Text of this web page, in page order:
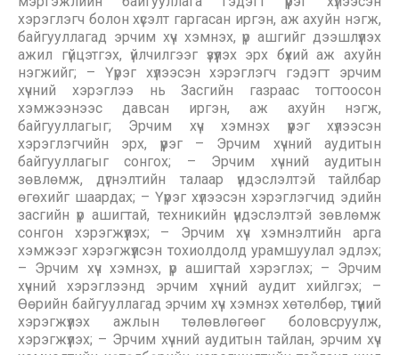
хэрэглэгч болон хүсэлт гаргасан иргэн, аж ахуйн нэгж,
байгууллагад эрчим хүч хэмнэх, үр ашгийг дээшлүүлэх
ажил гүйцэтгэх, үйлчилгээг үзүүлэх эрх бүхий аж ахуйн
нэгжийг; – Үүрэг хүлээсэн хэрэглэгч гэдэгт эрчим
хүчний хэрэглээ нь Засгийн газраас тогтоосон
хэмжээнээс давсан иргэн, аж ахуйн нэгж,
байгууллагыг; Эрчим хүч хэмнэх үүрэг хүлээсэн
хэрэглэгчийн эрх, үүрэг – Эрчим хүчний аудитын
байгууллагыг сонгох; – Эрчим хүчний аудитын
зөвлөмж, дүгнэлтийн талаар үндэслэлтэй тайлбар
өгөхийг шаардах; – Үүрэг хүлээсэн хэрэглэгчид эдийн
засгийн үр ашигтай, техникийн үндэслэлтэй зөвлөмж
сонгон хэрэгжүүлэх; – Эрчим хүч хэмнэлтийн арга
хэмжээг хэрэгжүүлсэн тохиолдолд урамшуулал эдлэх;
– Эрчим хүч хэмнэх, үр ашигтай хэрэглэх; – Эрчим
хүчний хэрэглээнд эрчим хүчний аудит хийлгэх; –
Өөрийн байгууллагад эрчим хүч хэмнэх хөтөлбөр, түүний
хэрэгжүүлэх ажлын төлөвлөгөөг боловсруулж,
хэрэгжүүлэх; – Эрчим хүчний аудитын тайлан, эрчим хүч